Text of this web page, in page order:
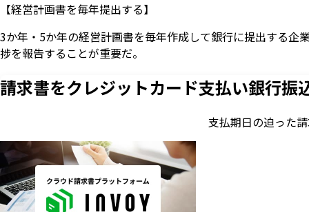
【経営計画書を毎年提出する】
3か年・5か年の経営計画書を毎年作成して銀行に提出する
捗を報告することが重要だ。
請求書をクレジットカード支払い銀行振
支払期日の迫った